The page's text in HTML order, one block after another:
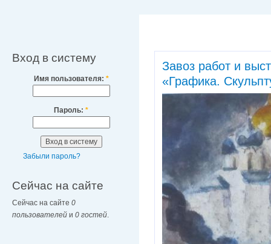
Вход в систему
Имя пользователя: *
Пароль: *
Забыли пароль?
Сейчас на сайте
Сейчас на сайте 0
пользователей и 0 гостей
Завоз работ и
«Графика.